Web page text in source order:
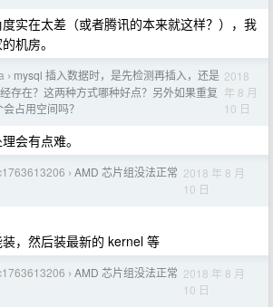
实在太差（或者腾讯的本来就这样？），我
机房。
› mysql 插入数据时，是先检测再插入，还是
存在？这两种方式哪种好点？另外如果重复
占用空间吗？
2018
年 8 月
10 日
会有点难。
› AMD 芯片组没法正常 2018 年 8 月
10 日
，然后装最新的 kernel 等
› AMD 芯片组没法正常 2018 年 8 月
10 日